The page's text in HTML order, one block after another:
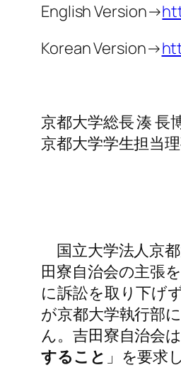
English Version→
Korean Version→
京都大学総長 湊 長
京都大学学生担当
国立大学法人京
田寮自治会の主張
に訴訟を取り下げ
が京都大学執行部
ん。吉田寮自治会
すること 」を要求